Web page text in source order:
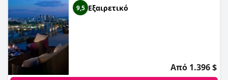
9,5 Εξαιρετικό
Από 1.396 $